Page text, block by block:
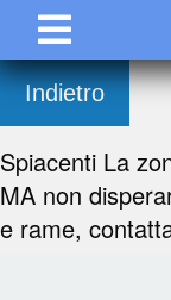
Indietro
Spiacenti La
MA non
e rame,